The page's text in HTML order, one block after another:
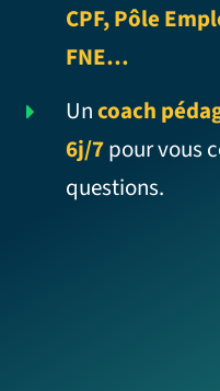
CPF, Pôle
FNE…
Uncoach
6j/7pour vous
questions.